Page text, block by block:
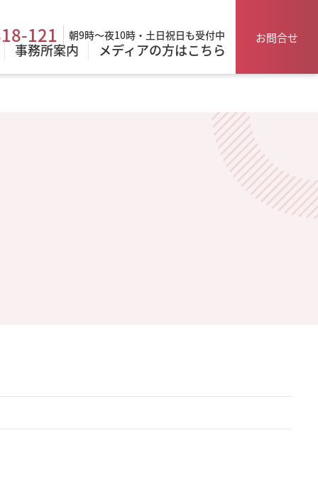
121 朝9時～夜10時・土日祝日も受付中
事務所案内 メディアの方はこちら
お問合せ